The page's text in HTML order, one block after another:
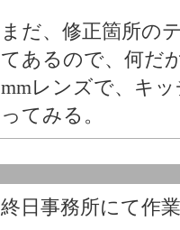
まだ、修正箇所の
てあるので、何だ
mmレンズで、キ
ってみる。
終日事務所にて作業